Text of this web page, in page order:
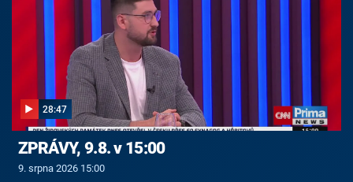
28:47
ZPRÁVY, 9.8. v 15:00
9. srpna 2026 15:00